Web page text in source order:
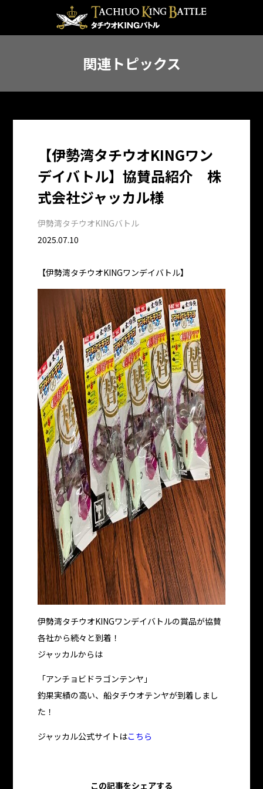
関連トピックス
【伊勢湾タチウオKINGワン
デイバトル】協賛品紹介 株
式会社ジャッカル様
伊勢湾タチウオKINGバトル
2025.07.10
【伊勢湾タチウオKINGワンデイバトル】
伊勢湾タチウオKINGワンデイバトルの賞品が協賛
各社から続々と到着！
ジャッカルからは
「アンチョビドラゴンテンヤ」
釣果実績の高い、船タチウオテンヤが到着しまし
た！
ジャッカル公式サイトはこちら
この記事をシェアする